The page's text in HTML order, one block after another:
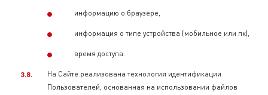
информацию о браузере,
информация о типе устройства (мобильное или пк),
время доступа.
На Сайте реализована технология идентификации
Пользователей, основанная на использовании файлов